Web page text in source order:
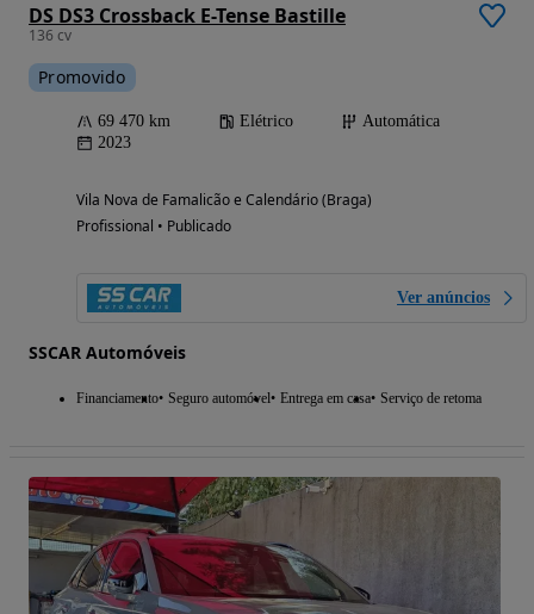
DS DS3 Crossback E-Tense Bastille
136 cv
Promovido
69 470 km Elétrico
Automática
2023
Vila Nova de Famalicão e Calendário (Braga)
Profissional • Publicado
Ver anúncios
SSCAR Automóveis
Financiamento Seguro automóvel Entrega em casa Serviço de retoma